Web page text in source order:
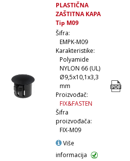
PLASTIČNA
ZAŠTITNA KAPA
Tip M09
Šifra:
EMPK-M09
Karakteristike:
Polyamide
NYLON 66 (UL)
Ø9,5x10,1x3,3
mm
Proizvođač:
FIX&FASTEN
Šifra
proizvođača:
FIX-M09
Više
informacija